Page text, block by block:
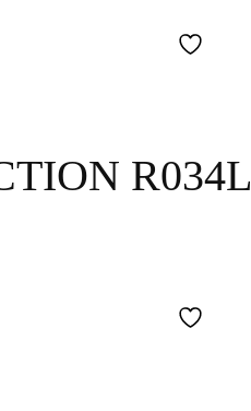
R034L